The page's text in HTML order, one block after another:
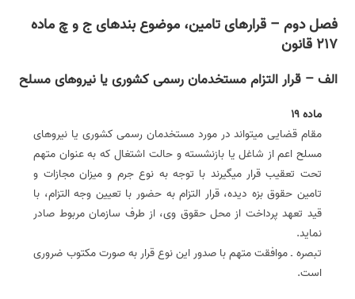
فصل دوم – قرارهای تامین، موضوع بندهای ج و چ ماده
217 قانون
الف – قرار التزام مستخدمان رسمی کشوری یا نیروهای مسلح
ماده 19
مقام قضایی می­تواند در مورد مستخدمان رسمی کشوری یا نیروهای
مسلح اعم از شاغل یا بازنشسته و حالت اشتغال که به عنوان متهم
تحت تعقیب قرار می­گیرند با توجه به نوع جرم و میزان مجازات و
تامین حقوق بزه دیده، قرار التزام به حضور با تعیین وجه التزام، با
قید تعهد پرداخت از محل حقوق وی، از طرف سازمان مربوط صادر
نماید.
تبصره ـ موافقت متهم با صدور این نوع قرار به صورت مکتوب ضروری
است.